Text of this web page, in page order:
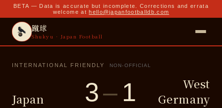
BETA — Data is accurate but incomplete. Corrections and errata
welcome at hello@japanfootballdb.com
蹴球
Shukyu · Japan Football
INTERNATIONAL FRIENDLY NON-OFFICIAL
Japan 3– 1
West
Germany